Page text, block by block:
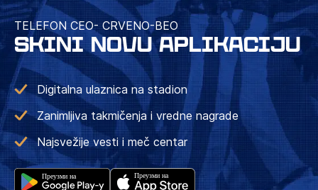
TELEFON CEO- CRVENO-BEO
SKINI NOVU APLIKACIJU
Digitalna ulaznica na stadion
Zanimljiva takmičenja i vredne nagrade
Najsvežije vesti i meč centar